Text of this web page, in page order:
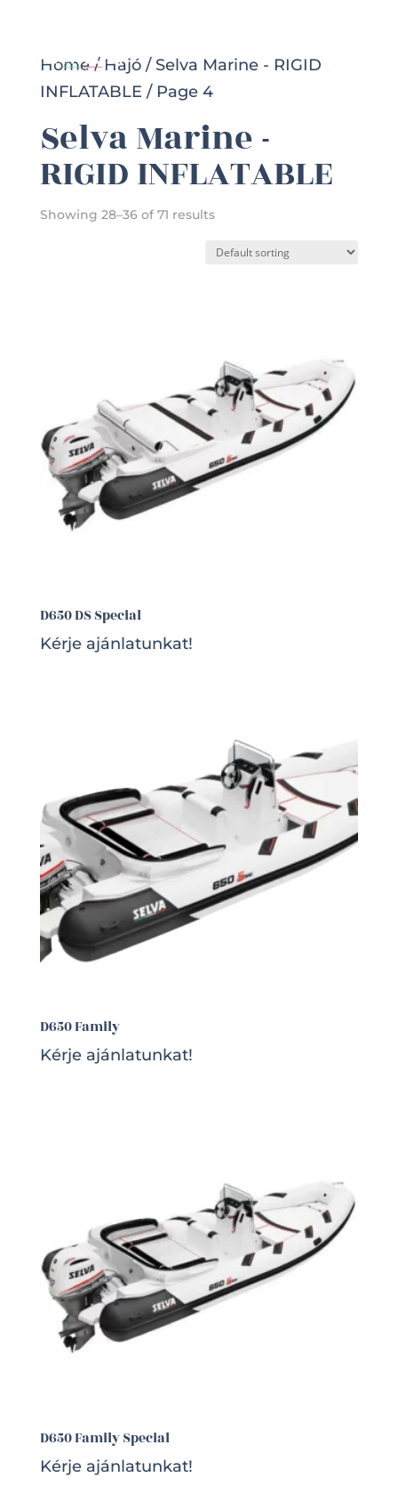
Home/Hajó/ Selva Marine - RIGID
INFLATABLE / Page 4
Selva Marine -
RIGID INFLATABLE
Showing 28–36 of 71 results
D650 DS Special
Kérje ajánlatunkat!
D650 Family
Kérje ajánlatunkat!
D650 Family Special
Kérje ajánlatunkat!